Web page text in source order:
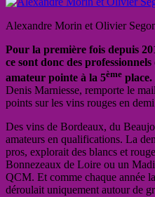
Alexandre Morin et Olivier
Pour la première fois depuis
ce sont donc des
amateur pointe à la 5ème place.
Denis Marniesse, remporte le
points sur les vins rouges en
Des vins de Bordeaux, du
amateurs en qualifications. La
pros, explorait des blancs et
Bonnezeaux de Loire ou un
QCM. Et comme chaque année
déroulait uniquement autour de